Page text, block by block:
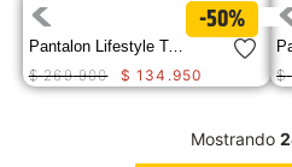
-50%
Pantalon Lifestyle Tapered Straight Chi Para Hombre
$ 269.900 $ 134 .950
$
Mostrando